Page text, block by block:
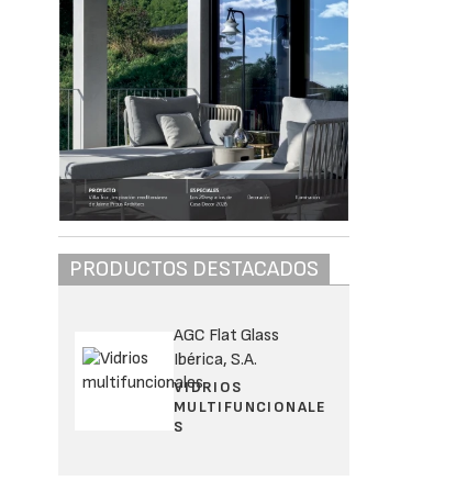
PRODUCTOS DESTACADOS
AGC Flat Glass
Ibérica, S.A.
VIDRIOS
MULTIFUNCIONALE
S